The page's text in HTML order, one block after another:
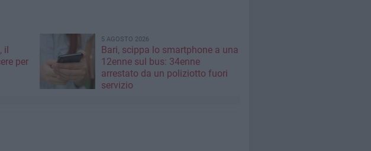
il
per
5 AGOSTO 2026
Bari, scippa lo smartphone a una
12enne sul bus: 34enne
arrestato da un poliziotto fuori
servizio